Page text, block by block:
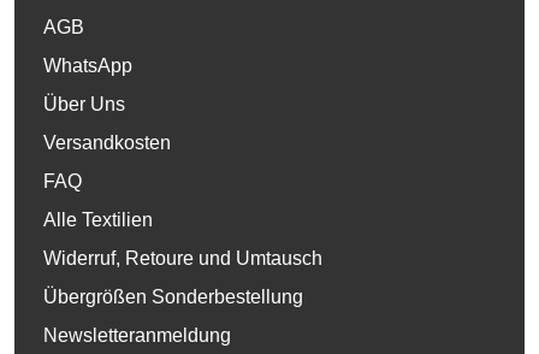
AGB
WhatsApp
Über Uns
Versandkosten
FAQ
Alle Textilien
Widerruf, Retoure und Umtausch
Übergrößen Sonderbestellung
Newsletteranmeldung